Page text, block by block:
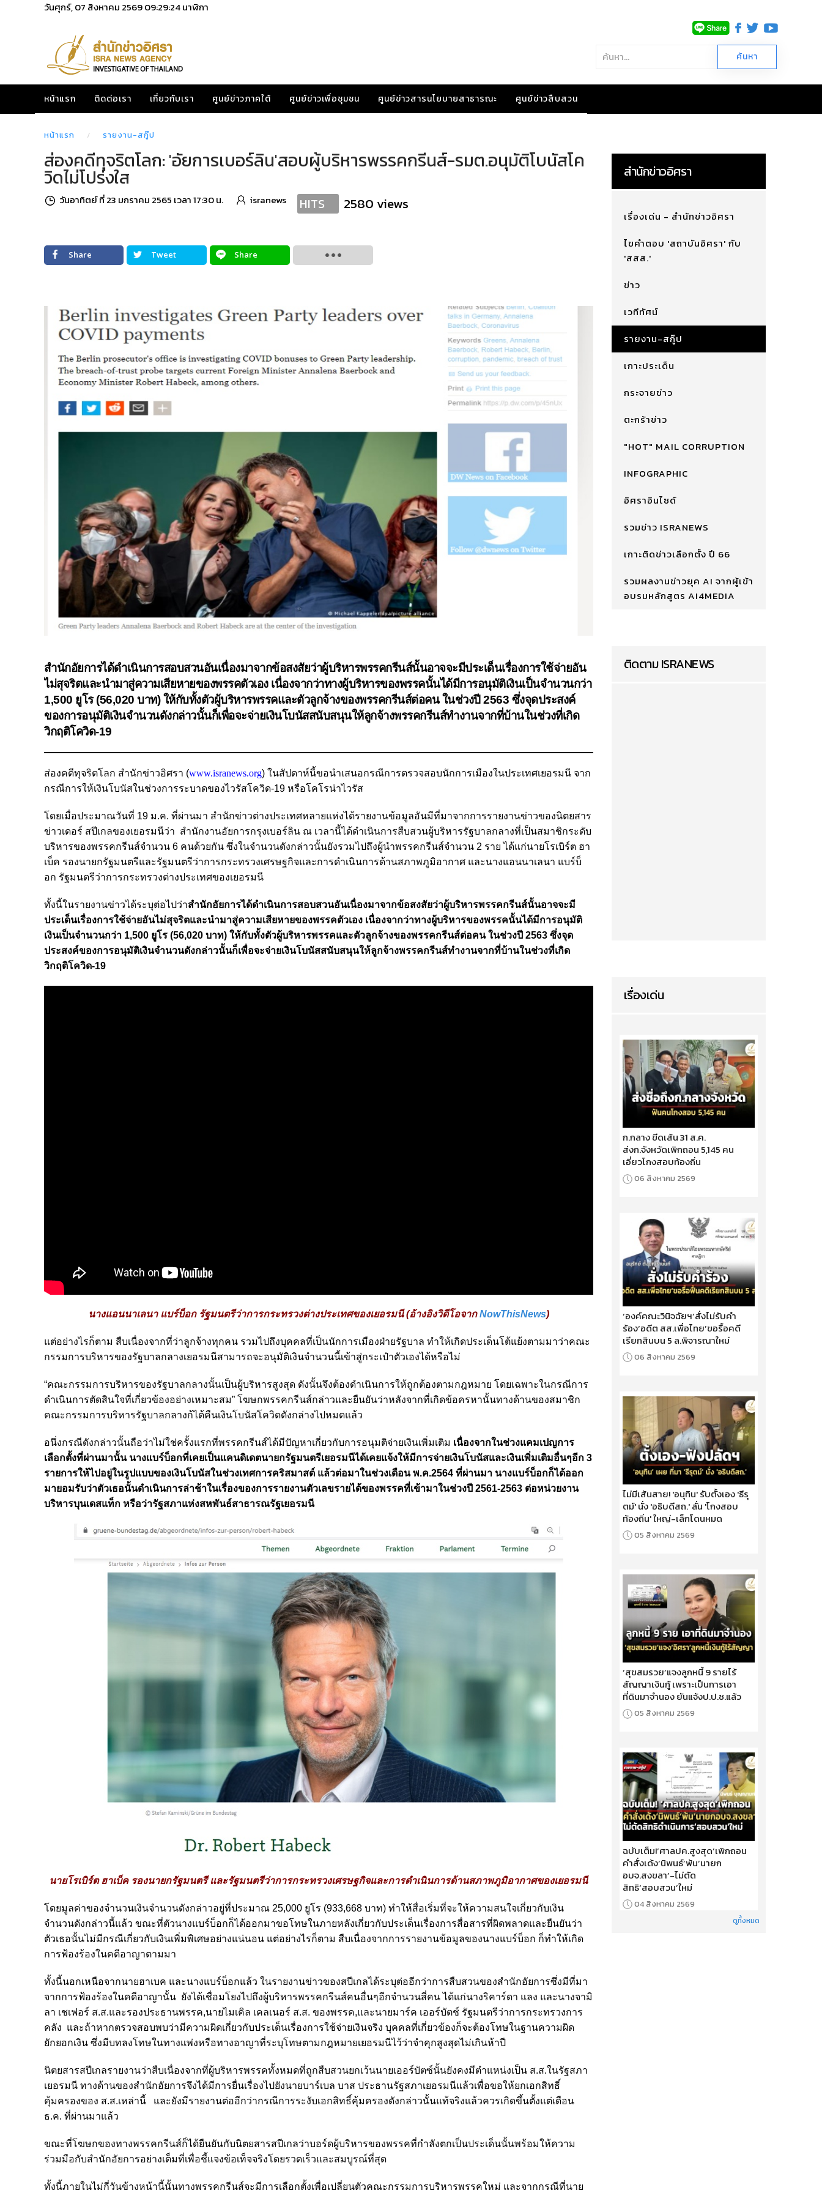
วันศุกร์, 07 สิงหาคม 256909:29:25นาฬิกา
หน้าแรก ติดต่อเรา เกี่ยวกับเรา ศูนย์ข่าวภาคใต้ ศูนย์ข่าวเพื่อชุมชน ศูนย์ข่าวสารนโยบายสาธารณะ ศูนย์ข่าวสืบสวน
หน้าแรก รายงาน-สกู๊ป
ส่องคดีทุจริตโลก: 'อัยการเบอร์ลิน'สอบผู้บริหารพรรคกรีนส์-รมต.อนุมัติโบนัสโค
วิดไม่โปร่งใส
วันอาทิตย์ ที่ 23 มกราคม 2565 เวลา 17:30 น. isranews HITS 2580 views
Share Tweet Share
สำนักอัยการได้ดำเนินการสอบสวนอันเนื่องมาจากข้อสงสัยว่าผู้บริหารพรรคกรีนส์นั้นอาจจะมีประเด็นเรื่องการใช้จ่ายอัน
ไม่สุจริตและนำมาสู่ความเสียหายของพรรคตัวเอง เนื่องจากว่าทางผู้บริหารของพรรคนั้นได้มีการอนุมัติเงินเป็นจำนวนกว่า
1,500 ยูโร (56,020 บาท) ให้กับทั้งตัวผู้บริหารพรรคและตัวลูกจ้างของพรรคกรีนส์ต่อคน ในช่วงปี 2563 ซึ่งจุดประสงค์
ของการอนุมัติเงินจำนวนดังกล่าวนั้นก็เพื่อจะจ่ายเงินโบนัสสนับสนุนให้ลูกจ้างพรรคกรีนส์ทำงานจากที่บ้านในช่วงที่เกิด
วิกฤติโควิด-19
ส่องคดีทุจริตโลก สำนักข่าวอิศรา (www.isranews.org) ในสัปดาห์นี้ขอนำเสนอกรณีการตรวจสอบนักการเมืองในประเทศเยอรมนี จาก
กรณีการให้เงินโบนัสในช่วงการระบาดของไวรัสโควิด-19 หรือโคโรน่าไวรัส
โดยเมื่อประมาณวันที่ 19 ม.ค. ที่ผ่านมา สำนักข่าวต่างประเทศหลายแห่งได้รายงานข้อมูลอันมีที่มาจากการรายงานข่าวของนิตยสาร
ข่าวเดอร์ สปีเกลของเยอรมนีว่า สำนักงานอัยการกรุงเบอร์ลิน ณ เวลานี้ได้ดำเนินการสืบสวนผู้บริหารรัฐบาลกลางที่เป็นสมาชิกระดับ
บริหารของพรรคกรีนส์จำนวน 6 คนด้วยกัน ซึ่งในจำนวนดังกล่าวนั้นยังรวมไปถึงผู้นำพรรคกรีนส์จำนวน 2 ราย ได้แก่นายโรเบิร์ต ฮา
เบ็ค รองนายกรัฐมนตรีและรัฐมนตรีว่าการกระทรวงเศรษฐกิจและการดำเนินการด้านสภาพภูมิอากาศ และนางแอนนาเลนา แบร์บ็
อก รัฐมนตรีว่าการกระทรวงต่างประเทศของเยอรมนี
ทั้งนี้ในรายงานข่าวได้ระบุต่อไปว่าสำนักอัยการได้ดำเนินการสอบสวนอันเนื่องมาจากข้อสงสัยว่าผู้บริหารพรรคกรีนส์นั้นอาจจะมี
ประเด็นเรื่องการใช้จ่ายอันไม่สุจริตและนำมาสู่ความเสียหายของพรรคตัวเอง เนื่องจากว่าทางผู้บริหารของพรรคนั้นได้มีการอนุมัติ
เงินเป็นจำนวนกว่า 1,500 ยูโร (56,020 บาท) ให้กับทั้งตัวผู้บริหารพรรคและตัวลูกจ้างของพรรคกรีนส์ต่อคน ในช่วงปี 2563 ซึ่งจุด
ประสงค์ของการอนุมัติเงินจำนวนดังกล่าวนั้นก็เพื่อจะจ่ายเงินโบนัสสนับสนุนให้ลูกจ้างพรรคกรีนส์ทำงานจากที่บ้านในช่วงที่เกิด
วิกฤติโควิด-19
นางแอนนาเลนา แบร์บ็อก รัฐมนตรีว่าการกระทรวงต่างประเทศของเยอรมนี (อ้างอิงวิดีโอจากNowThisNews)
แต่อย่างไรก็ตาม สืบเนื่องจากที่ว่าลูกจ้างทุกคน รวมไปถึงบุคคลที่เป็นนักการเมืองฝ่ายรัฐบาล ทำให้เกิดประเด็นโต้แย้งตามมาว่าคณะ
กรรมการบริหารของรัฐบาลกลางเยอรมนีสามารถจะอนุมัติเงินจำนวนนี้เข้าสู่กระเป๋าตัวเองได้หรือไม่
“คณะกรรมการบริหารของรัฐบาลกลางนั้นเป็นผู้บริหารสูงสุด ดังนั้นจึงต้องดำเนินการให้ถูกต้องตามกฎหมาย โดยเฉพาะในกรณีการ
ดำเนินการตัดสินใจที่เกี่ยวข้องอย่างเหมาะสม” โฆษกพรรคกรีนส์กล่าวและยืนยันว่าหลังจากที่เกิดข้อครหานั้นทางด้านของสมาชิก
คณะกรรมการบริหารรัฐบาลกลางก้ได้คืนเงินโบนัสโควิดดังกล่างไปหมดแล้ว
อนึ่งกรณีดังกล่าวนั้นถือว่าไม่ใช่ครั้งแรกที่พรรคกรีนส์ได้มีปัญหาเกี่ยวกับการอนุมติจ่ายเงินเพิ่มเติม เนื่องจากในช่วงแคมเปญการ
เลือกตั้งที่ผ่านมานั้น นางแบร์บ็อกที่เคยเป็นแคนดิเดตนายกรัฐมนตรีเยอรมนีได้เคยแจ้งให้มีการจ่ายเงินโบนัสและเงินเพิ่มเติมอื่นๆอีก 3
รายการให้ไปอยู่ในรูปแบบของเงินโบนัสในช่วงเทศการคริสมาสต์ แล้วต่อมาในช่วงเดือน พ.ค.2564 ที่ผ่านมา นางแบร์บ็อกก็ได้ออก
มายอมรับว่าตัวเธอนั้นดำเนินการล่าช้าในเรื่องของการรายงานตัวเลขรายได้ของพรรคที่เข้ามาในช่วงปี 2561-2563 ต่อหน่วยงาน
บริหารบุนเดสแท็ก หรือว่ารัฐสภาแห่งสหพันธ์สาธารณรัฐเยอรมนี
นายโรเบิร์ต ฮาเบ็ค รองนายกรัฐมนตรี และรัฐมนตรีว่าการกระทรวงเศรษฐกิจและการดำเนินการด้านสภาพภูมิอากาศของเยอรมนี
โดยมูลค่าของจำนวนเงินจำนวนดังกล่าวอยู่ที่ประมาณ 25,000 ยูโร (933,668 บาท) ทำให้สื่อเริ่มที่จะให้ความสนใจเกี่ยวกับเงิน
จำนวนดังกล่าวนี้แล้ว ขณะที่ตัวนางแบร์บ็อกก็ได้ออกมาขอโทษในภายหลังเกี่ยวกับประเด็นเรื่องการสื่อสารที่ผิดพลาดและยืนยันว่า
ตัวเธอนั้นไม่มีกรณีเกี่ยวกับเงินเพิ่มพิเศษอย่างแน่นอน แต่อย่างไรก็ตาม สืบเนื่องจากการรายงานข้อมูลของนางแบร์บ็อก ก็ทำให้เกิด
การฟ้องร้องในคดีอาญาตามมา
ทั้งนี้นอกเหนือจากนายฮาเบค และนางแบร์บ็อกแล้ว ในรายงานข่าวของสปีเกลได้ระบุต่ออีกว่าการสืบสวนของสำนักอัยการซึ่งมีที่มา
จากการฟ้องร้องในคดีอาญานั้น ยังได้เชื่อมโยงไปถึงผู้บริหารพรรคกรีนส์คนอื่นๆอีกจำนวนสี่คน ได้แก่นางริคาร์ดา แลง และนางจามิ
ลา เชเฟอร์ ส.ส.และรองประธานพรรค,นายไมเคิล เคลเนอร์ ส.ส. ของพรรค,และนายมาร์ค เออร์บัตช์ รัฐมนตรีว่าการกระทรวงการ
คลัง และถ้าหากตรวจสอบพบว่ามีความผิดเกี่ยวกับประเด็นเรื่องการใช้จ่ายเงินจริง บุคคลที่เกี่ยวข้องก็จะต้องโทษในฐานความผิด
ยักยอกเงิน ซึ่งมีบทลงโทษในทางแพ่งหรือทางอาญาที่ระบุโทษตามกฎหมายเยอรมนีไว้ว่าจำคุกสูงสุดไม่เกินห้าปี
นิตยสารสปีเกลรายงานว่าสืบเนื่องจากที่ผู้บริหารพรรคทั้งหมดที่ถูกสืบสวนยกเว้นนายเออร์บัตซ์นั้นยังคงมีตำแหน่งเป็น ส.ส.ในรัฐสภา
เยอรมนี ทางด้านของสำนักอัยการจึงได้มีการยื่นเรื่องไปยังนายบาร์เบล บาส ประธานรัฐสภาเยอรมนีแล้วเพื่อขอให้ยกเอกสิทธิ์
คุ้มครองของ ส.ส.เหล่านี้ และยังมีรายงานต่ออีกว่ากรณีการระงับเอกสิทธิ์คุ้มครองดังกล่าวนั้นแท้จริงแล้วควรเกิดขึ้นตั้งแต่เดือน
ธ.ค. ที่ผ่านมาแล้ว
ขณะที่โฆษกของทางพรรคกรีนส์ก็ได้ยืนยันกับนิตยสารสปีเกลว่าบอร์ดผู้บริหารของพรรคที่กำลังตกเป็นประเด็นนั้นพร้อมให้ความ
ร่วมมือกับสำนักอัยการอย่างเต็มที่เพื่อชี้แจงข้อเท็จจริงโดยรวดเร็วและสมบูรณ์ที่สุด
ทั้งนี้ภายในไม่กี่วันข้างหน้านี้นั้นทางพรรคกรีนส์จะมีการเลือกตั้งเพื่อเปลี่ยนตัวคณะกรรมการบริหารพรรคใหม่ และจากกรณีที่นาย
สำนักข่าวอิศรา
เรื่องเด่น - สำนักข่าวอิศรา
ไขคำตอบ 'สถาบันอิศรา' กับ
'สสส.'
ข่าว
เวทีทัศน์
รายงาน-สกู๊ป
เกาะประเด็น
กระจายข่าว
ตะกร้าข่าว
"HOT" MAIL CORRUPTION
INFOGRAPHIC
อิศราอินไซด์
รวมข่าว ISRANEWS
เกาะติดข่าวเลือกตั้ง ปี 66
รวมผลงานข่าวยุค AI จากผู้เข้า
อบรมหลักสูตร AI4MEDIA
ติดตาม ISRANEWS
เรื่องเด่น
ก.กลาง ขีดเส้น 31 ส.ค.
ส่งก.จังหวัดเพิกถอน 5,145 คน
เอี่ยวโกงสอบท้องถิ่น
06 สิงหาคม 2569
‘องค์คณะวินิจฉัยฯ’สั่งไม่รับคำ
ร้อง‘อดีต สส.เพื่อไทย’ขอรื้อคดี
เรียกสินบน 5 ล.พิจารณาใหม่
06 สิงหาคม 2569
ไม่มีเส้นสาย! 'อนุทิน' รับตั้งเอง 'ธีรุ
ตม์' นั่ง 'อธิบดีสถ.' ลั่น 'โกงสอบ
ท้องถิ่น' ใหญ่-เล็กโดนหมด
05 สิงหาคม 2569
‘สุขสมรวย’แจงลูกหนี้ 9 รายไร้
สัญญาเงินกู้ เพราะเป็นการเอา
ที่ดินมาจำนอง ยันแจ้งป.ป.ช.แล้ว
05 สิงหาคม 2569
ฉบับเต็ม!‘ศาลปค.สูงสุด’เพิกถอน
คำสั่งเด้ง‘นิพนธ์’พ้น‘นายก
อบจ.สงขลา’-ไม่ตัด
สิทธิ‘สอบสวน’ใหม่
04 สิงหาคม 2569
ดูทั้งหมด